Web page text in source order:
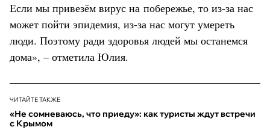
Если мы привезём вирус на побережье, то из-за нас
может пойти эпидемия, из-за нас могут умереть
люди. Поэтому ради здоровья людей мы останемся
дома», – отметила Юлия.
ЧИТАЙТЕ ТАКЖЕ
«Не сомневаюсь, что приеду»: как туристы ждут встречи
с Крымом